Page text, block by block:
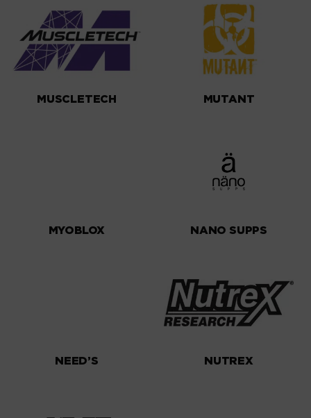
MUSCLETECH MUTANT
MYOBLOX NANO SUPPS
NEED’S NUTREX